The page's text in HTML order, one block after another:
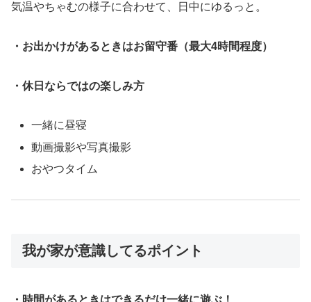
気温やちゃむの様子に合わせて、日中にゆるっと。
・お出かけがあるときはお留守番（最大4時間程度）
・休日ならではの楽しみ方
一緒に昼寝
動画撮影や写真撮影
おやつタイム
我が家が意識してるポイント
・時間があるときはできるだけ一緒に遊ぶ！